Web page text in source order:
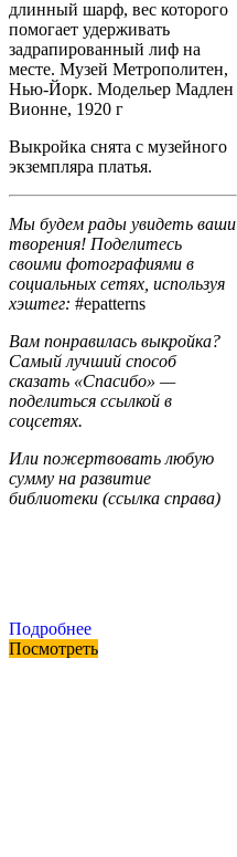
длинный шарф, вес которого
помогает удерживать
задрапированный лиф на
месте. Музей Метрополитен,
Нью-Йорк. Модельер Мадлен
Вионне, 1920 г
Выкройка снята с музейного
экземпляра платья.
Мы будем рады увидеть ваши
творения! Поделитесь
своими фотографиями в
социальных сетях, используя
хэштег: #epatterns
Вам понравилась выкройка?
Самый лучший способ
сказать «Спасибо» —
поделиться ссылкой в
соцсетях.
Или пожертвовать любую
сумму на развитие
библиотеки (ссылка справа)
Подробнее
Посмотреть